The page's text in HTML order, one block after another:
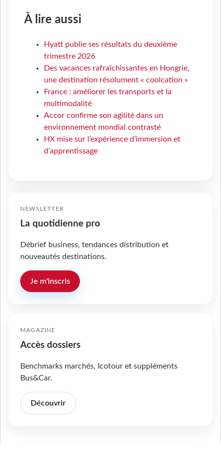
À lire aussi
Hyatt publie ses résultats du deuxième
trimestre 2026
Des vacances rafraîchissantes en Hongrie,
une destination résolument « coolcation »
France : améliorer les transports et la
multimodalité
Accor confirme son agilité dans un
environnement mondial contrasté
HX mise sur l’expérience d’immersion et
d’apprentissage
NEWSLETTER
La quotidienne pro
Débrief business, tendances distribution et
nouveautés destinations.
Je m'inscris
MAGAZINE
Accès dossiers
Benchmarks marchés, Icotour et suppléments
Bus&Car.
Découvrir